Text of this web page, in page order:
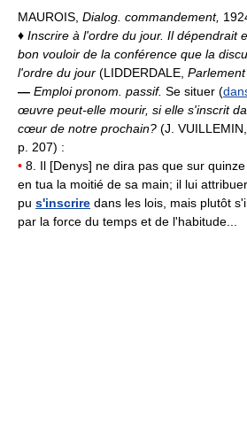
MAUROIS, Dialog. commandement,
♦ Inscrire à l'ordre du jour. Il dépendrait
bon vouloir de la conférence que la
l'ordre du jour (LIDDERDALE, Parlement
— Emploi pronom. passif. Se situer (
œuvre peut-elle mourir, si elle s'inscrit
cœur de notre prochain? (J. VUILLEMIN,
p. 207) :
• 8. Il [Denys] ne dira pas que sur
en tua la moitié de sa main; il lui
pu s'inscrire dans les lois, mais plutôt
par la force du temps et de l'habitude...